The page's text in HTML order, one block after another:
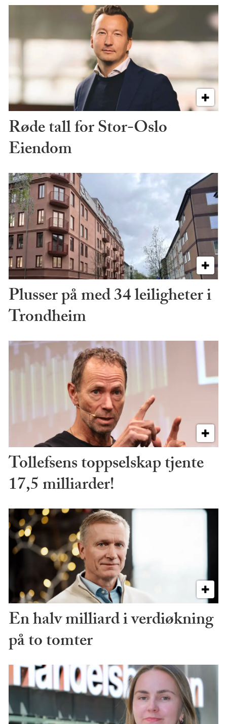
Røde tall for Stor-Oslo
Eiendom
Plusser på med 34 leiligheter i
Trondheim
Tollefsens toppselskap tjente
17,5 milliarder!
En halv milliard i verdiøkning
på to tomter